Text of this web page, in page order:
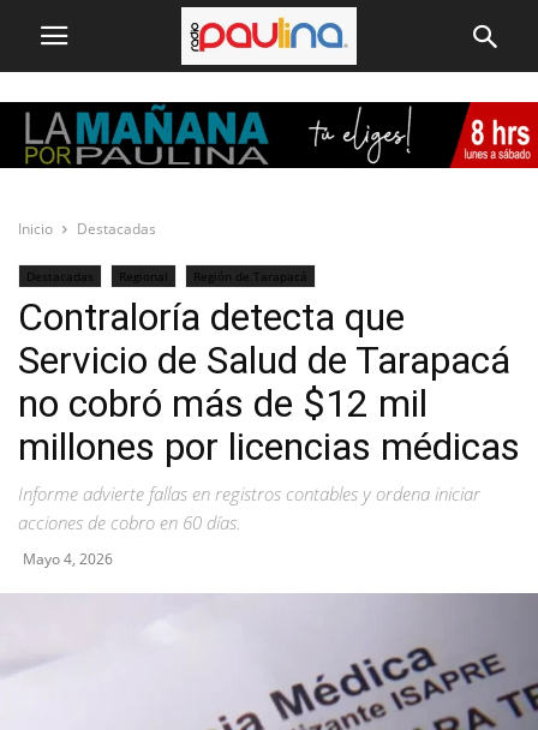
Inicio Destacadas
Destacadas Regional Región de Tarapacá
Contraloría detecta que
Servicio de Salud de Tarapacá
no cobró más de $12 mil
millones por licencias médicas
Informe advierte fallas en registros contables y ordena iniciar
acciones de cobro en 60 días.
Mayo 4, 2026